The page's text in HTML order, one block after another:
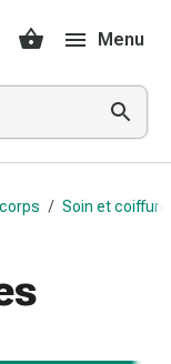
Menu
/ Soin et